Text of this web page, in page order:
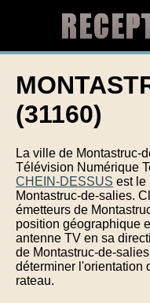
(31160)
La ville de Montastruc-
Télévision Numérique
CHEIN-DESSUS est le
Montastruc-de-salies.
émetteurs de
position géographique
antenne TV en sa
de Montastruc-de-
déterminer l'orientation
rateau.